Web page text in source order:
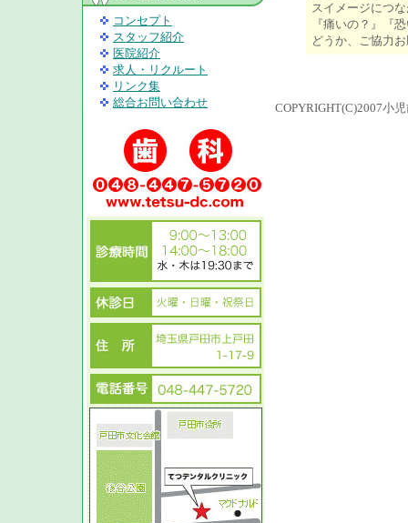
コンセプト
スタッフ紹介
医院紹介
求人・リクルート
リンク集
総合お問い合わせ
スイメージにつ
『痛いの？』『
どうか、ご協力
COPYRIGHT(C)2007小